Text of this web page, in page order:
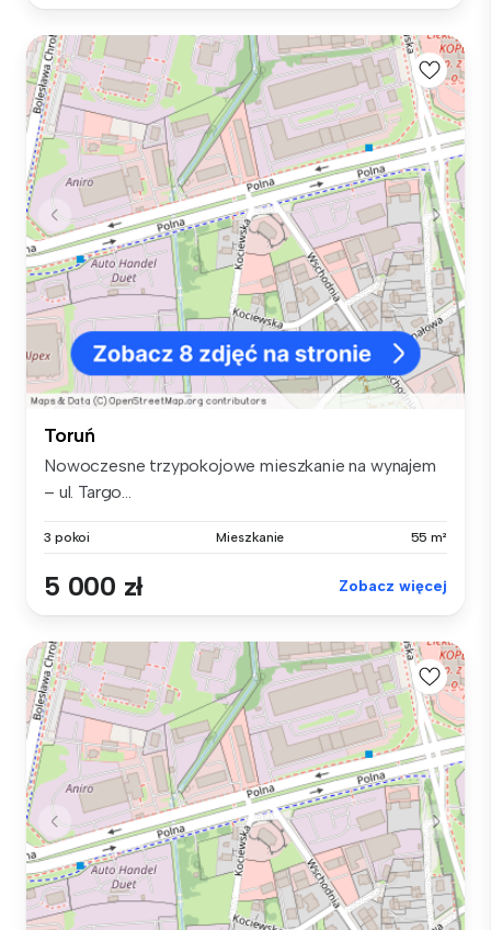
Toruń
Nowoczesne trzypokojowe mieszkanie na wynajem
– ul. Targo...
3 pokoi Mieszkanie 55 m²
5 000 zł Zobacz więcej